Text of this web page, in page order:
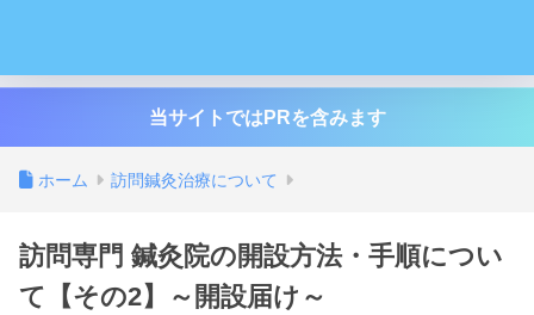
当サイトではPRを含みます
ホーム 訪問鍼灸治療について
訪問専門 鍼灸院の開設方法・手順につい
て【その2】～開設届け～